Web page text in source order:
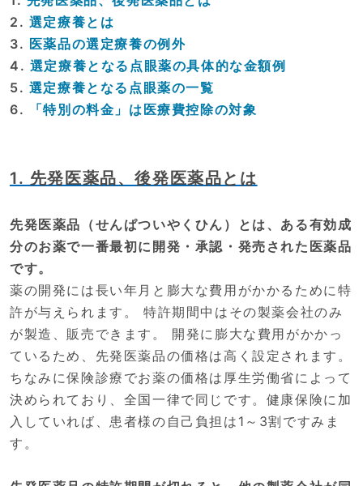
2. 選定療養とは
3. 医薬品の選定療養の例外
4. 選定療養となる点眼薬の具体的な金額例
5. 選定療養となる点眼薬の一覧
6.
「特別の料金」は医療費控除の対象
1. 先発医薬品、後発医薬品とは
先発医薬品（せんぱついやくひん）とは、ある有効成
分のお薬で一番最初に開発・承認・発売された医薬品
です。
薬の開発には長い年月と膨大な費用がかかるために特
許が与えられます。 特許期間中はその製薬会社のみ
が製造、販売できます。 開発に膨大な費用がかかっ
ているため、先発医薬品の価格は高く設定されます。
ちなみに保険診療でお薬の価格は厚生労働省によって
決められており、全国一律で同じです。健康保険に加
入していれば、患者様の自己負担は1～3割ですみま
す。